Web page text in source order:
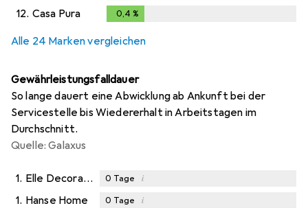
0,3%
12. Casa Pura 0,4 %
Alle 24 Marken vergleichen
Gewährleistungsfalldauer
So lange dauert eine Abwicklung ab Ankunft bei der
Servicestelle bis Wiedererhalt in Arbeitstagen im
Durchschnitt.
Quelle: Galaxus
1. Elle Decoration 0 Tage i
1. Hanse Home 0 Tage i